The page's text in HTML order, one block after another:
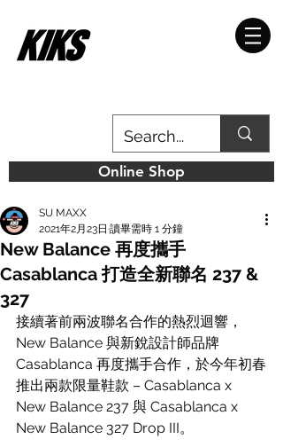
Online Shop
New Balance 再度攜手
Casablanca 打造全新聯名 237 &
327
SU MAXX
2021年2月23日 讀畢需時 1 分鐘
接續著前兩波聯名合作的熱烈迴響，
New Balance 與新銳設計師品牌
Casablanca 再度攜手合作，於今年初春
推出兩款限量鞋款 – Casablanca x
New Balance 237 與 Casablanca x
New Balance 327 Drop III。